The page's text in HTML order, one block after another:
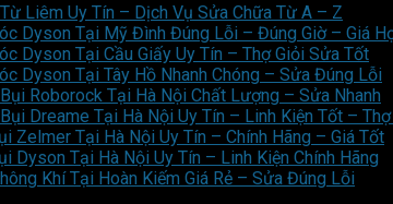
Liêm Uy Tín – Dịch Vụ Sửa Chữa Từ A – Z
Dyson Tại Mỹ Đình Đúng Lỗi – Đúng Giờ – Giá
Dyson Tại Cầu Giấy Uy Tín – Thợ Giỏi Sửa Tốt
Dyson Tại Tây Hồ Nhanh Chóng – Sửa Đúng Lỗi
Roborock Tại Hà Nội Chất Lượng – Sửa Nhanh
Dreame Tại Hà Nội Uy Tín – Linh Kiện Tốt –
Zelmer Tại Hà Nội Uy Tín – Chính Hãng – Giá Tốt
Dyson Tại Hà Nội Uy Tín – Linh Kiện Chính Hãng
Khí Tại Hoàn Kiếm Giá Rẻ – Sửa Đúng Lỗi